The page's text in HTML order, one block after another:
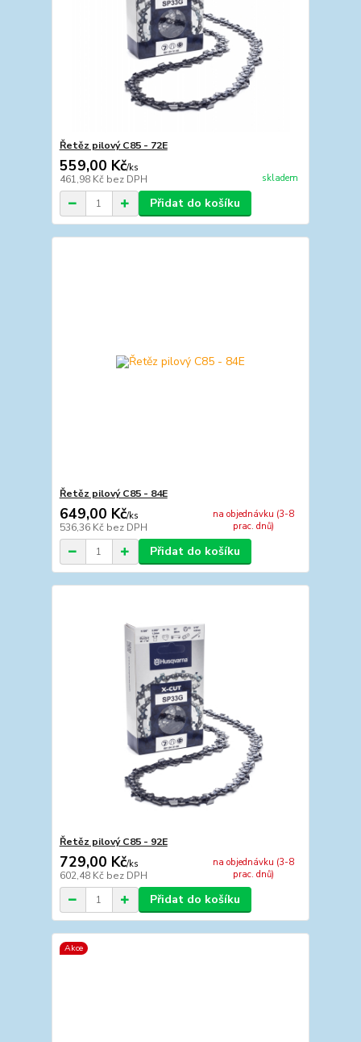
Řetěz pilový C85 - 72E
559,00 Kč/ks
461,98 Kč bez DPH skladem
Přidat do košíku
Řetěz pilový C85 - 84E
649,00 Kč/ks
536,36 Kč bez DPH
na objednávku (3-8
prac. dnů)
Přidat do košíku
Řetěz pilový C85 - 92E
729,00 Kč/ks
602,48 Kč bez DPH
na objednávku (3-8
prac. dnů)
Přidat do košíku
Akce